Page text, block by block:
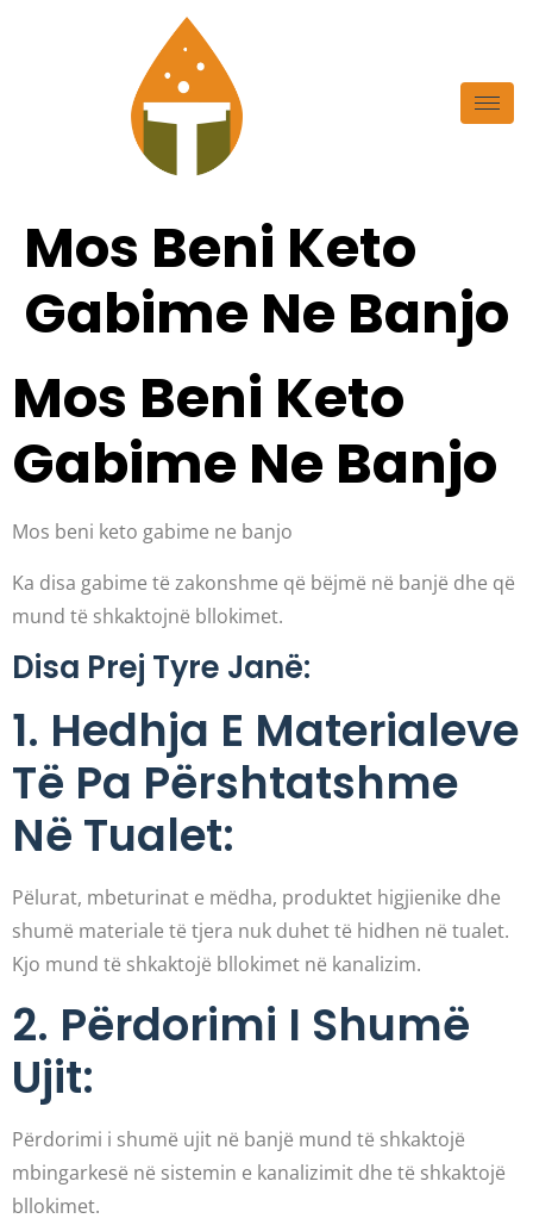
Mos Beni Keto
Gabime Ne Banjo
Mos Beni Keto
Gabime Ne Banjo
Mos beni keto gabime ne banjo
Ka disa gabime të zakonshme që bëjmë në banjë dhe që
mund të shkaktojnë bllokimet.
Disa Prej Tyre Janë:
1. Hedhja E Materialeve
Të Pa Përshtatshme
Në Tualet:
Pëlurat, mbeturinat e mëdha, produktet higjienike dhe
shumë materiale të tjera nuk duhet të hidhen në tualet.
Kjo mund të shkaktojë bllokimet në kanalizim.
2. Përdorimi I Shumë
Ujit:
Përdorimi i shumë ujit në banjë mund të shkaktojë
mbingarkesë në sistemin e kanalizimit dhe të shkaktojë
bllokimet.